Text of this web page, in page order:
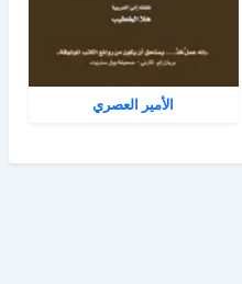
الأمير العصري